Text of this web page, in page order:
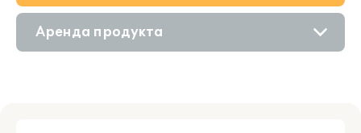
О решении
Аренда продукта